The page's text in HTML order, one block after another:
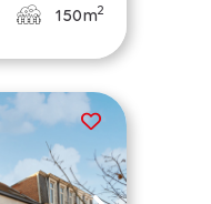
150m2